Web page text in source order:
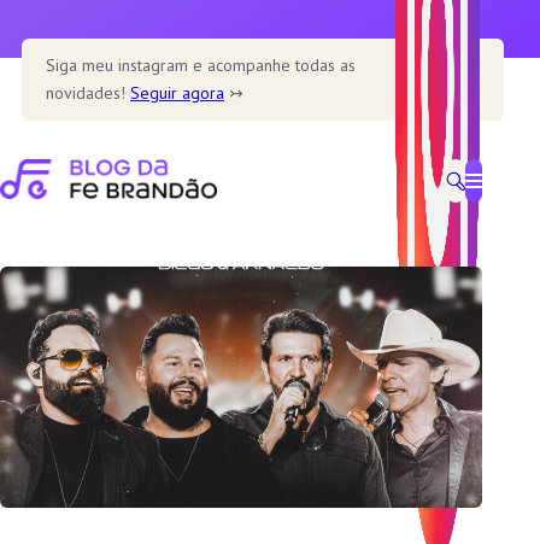
para
Siga meu instagram e acompanhe todas as
novidades!Seguir agora ↣